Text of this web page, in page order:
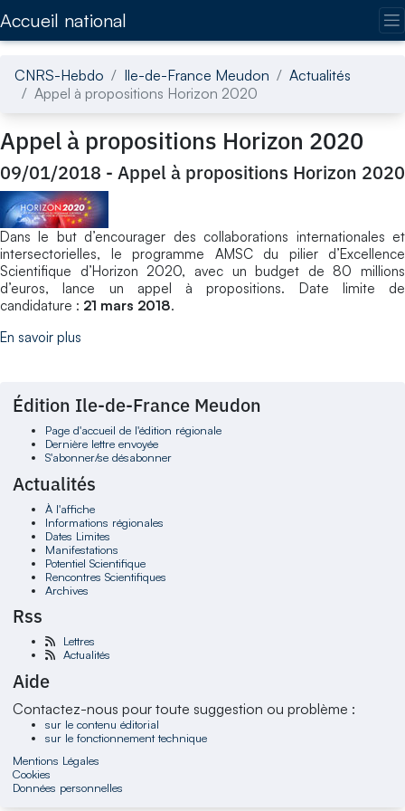
Accueil national
CNRS-Hebdo Ile-de-France Meudon
Actualités
Appel à propositions Horizon 2020
Appel à propositions Horizon 2020
09/01/2018 - Appel à propositions Horizon 2020
Dans le but d’encourager des collaborations internationales et
intersectorielles, le programme AMSC du pilier d’Excellence
Scientifique d’Horizon 2020, avec un budget de 80 millions
d’euros, lance un appel à propositions. Date limite de
candidature : 21 mars 2018.
En savoir plus
Édition Ile-de-France Meudon
Page d'accueil de l'édition régionale
Dernière lettre envoyée
S'abonner/se désabonner
Actualités
À l'affiche
Informations régionales
Dates Limites
Manifestations
Potentiel Scientifique
Rencontres Scientifiques
Archives
Rss
Lettres
Actualités
Aide
Contactez-nous pour toute suggestion ou problème :
sur le contenu éditorial
sur le fonctionnement technique
Mentions Légales
Cookies
Données personnelles